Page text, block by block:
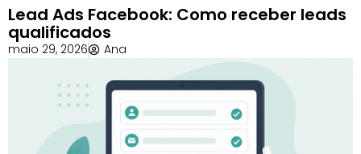
Lead Ads Facebook: Como receber leads
qualificados
maio 29, 2026 Ana